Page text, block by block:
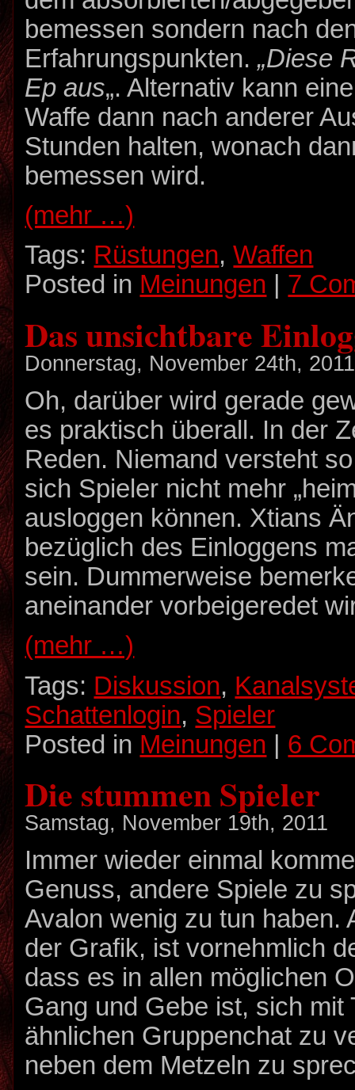
bemessen sondern nach
Erfahrungspunkten.„Diese
Ep aus„. Alternativ kann
Waffe dann nach anderer
Stunden halten, wonach
bemessen wird.
(mehr …)
Tags: Rüstungen,Waffen
Posted in Meinungen 7
Das unsichtbare
Donnerstag, November 24th, 2011
Oh, darüber wird gerade
es praktisch überall. In der
Reden. Niemand versteht
sich Spieler nicht mehr
ausloggen können. Xtians
bezüglich des Einloggens
sein. Dummerweise
aneinander vorbeigeredet
(mehr …)
Tags: Diskussion,
Schattenlogin, Spieler
Posted in Meinungen 6
Die stummen Spieler
Samstag, November 19th, 2011
Immer wieder einmal
Genuss, andere Spiele zu
Avalon wenig zu tun haben.
der Grafik, ist vornehmlich
dass es in allen möglichen
Gang und Gebe ist, sich mit
ähnlichen Gruppenchat zu
neben dem Metzeln zu